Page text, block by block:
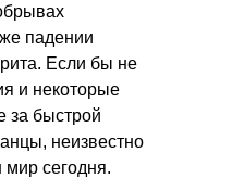
падении
Если бы не
и некоторые
за быстрой
неизвестно
сегодня.